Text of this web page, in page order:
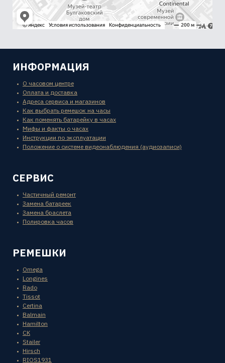
ИНФОРМАЦИЯ
О часовом центре
Оплата и доставка
Адреса сервиса и магазинов
Как выбрать ремешок на часы
Как поменять батарейку в часах
Мифы и факты о часах
Инструкции по эксплуатации
Положение о системе видеонаблюдения (аудиозаписи)
СЕРВИС
Частичный ремонт
Замена батареек
Замена браслета
Полировка часов
РЕМЕШКИ
Omega
Longines
Rado
Tissot
Certina
Balmain
Hamilton
CK
Stailer
Hirsch
RIOS1931